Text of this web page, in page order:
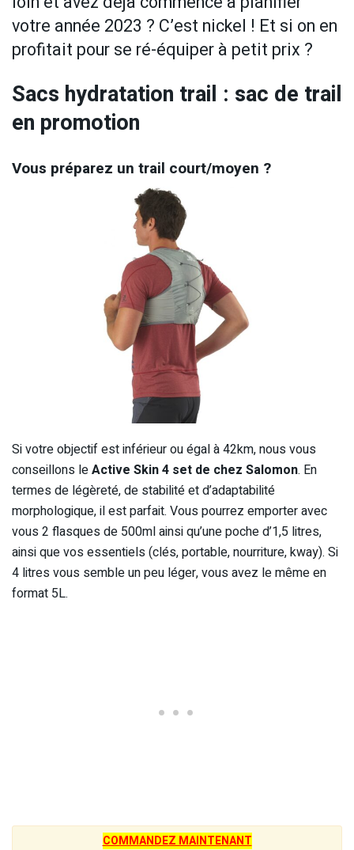
votre année 2023 ? C’est nickel ! Et si on en
profitait pour se ré-équiper à petit prix ?
Sacs hydratation trail : sac de trail
en promotion
Vous préparez un trail court/moyen ?
Si votre objectif est inférieur ou égal à 42km, nous vous
conseillons leActive Skin 4 set de chez Salomon. En
termes de légèreté, de stabilité et d’adaptabilité
morphologique, il est parfait. Vous pourrez emporter avec
vous 2 flasques de 500ml ainsi qu’une poche d’1,5 litres,
ainsi que vos essentiels (clés, portable, nourriture, kway). Si
4 litres vous semble un peu léger, vous avez le même en
format 5L.
COMMANDEZ MAINTENANT